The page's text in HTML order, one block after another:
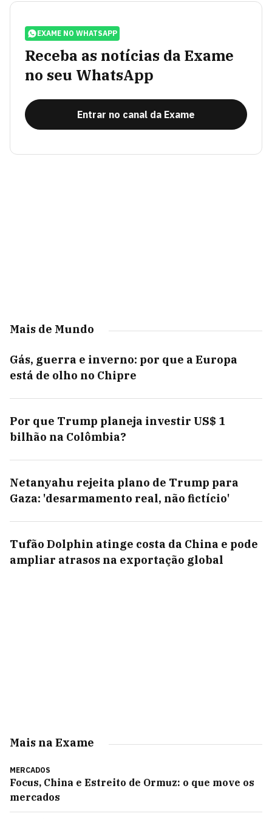
EXAME NO WHATSAPP
Receba as notícias da Exame
no seu WhatsApp
Entrar no canal da Exame
Mais de Mundo
Gás, guerra e inverno: por que a Europa
está de olho no Chipre
Por que Trump planeja investir US$ 1
bilhão na Colômbia?
Netanyahu rejeita plano de Trump para
Gaza: 'desarmamento real, não fictício'
Tufão Dolphin atinge costa da China e pode
ampliar atrasos na exportação global
Mais na Exame
MERCADOS
Focus, China e Estreito de Ormuz: o que move os
mercados